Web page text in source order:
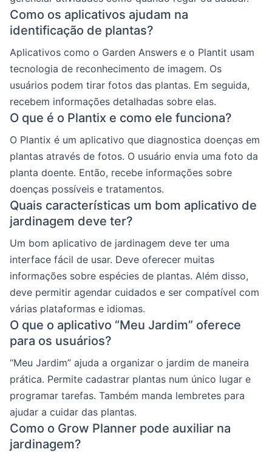
Como os aplicativos ajudam na
identificação de plantas?
Aplicativos como o Garden Answers e o Plantit usam
tecnologia de reconhecimento de imagem. Os
usuários podem tirar fotos das plantas. Em seguida,
recebem informações detalhadas sobre elas.
O que é o Plantix e como ele funciona?
O Plantix é um aplicativo que diagnostica doenças em
plantas através de fotos. O usuário envia uma foto da
planta doente. Então, recebe informações sobre
doenças possíveis e tratamentos.
Quais características um bom aplicativo de
jardinagem deve ter?
Um bom aplicativo de jardinagem deve ter uma
interface fácil de usar. Deve oferecer muitas
informações sobre espécies de plantas. Além disso,
deve permitir agendar cuidados e ser compatível com
várias plataformas e idiomas.
O que o aplicativo “Meu Jardim” oferece
para os usuários?
“Meu Jardim” ajuda a organizar o jardim de maneira
prática. Permite cadastrar plantas num único lugar e
programar tarefas. Também manda lembretes para
ajudar a cuidar das plantas.
Como o Grow Planner pode auxiliar na
jardinagem?